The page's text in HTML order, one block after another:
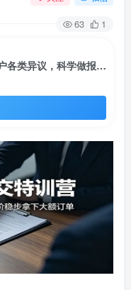
63 1
大客户签单成交特训营：轻松化解客户各类异议，科学做报价稳步拿下大额订单